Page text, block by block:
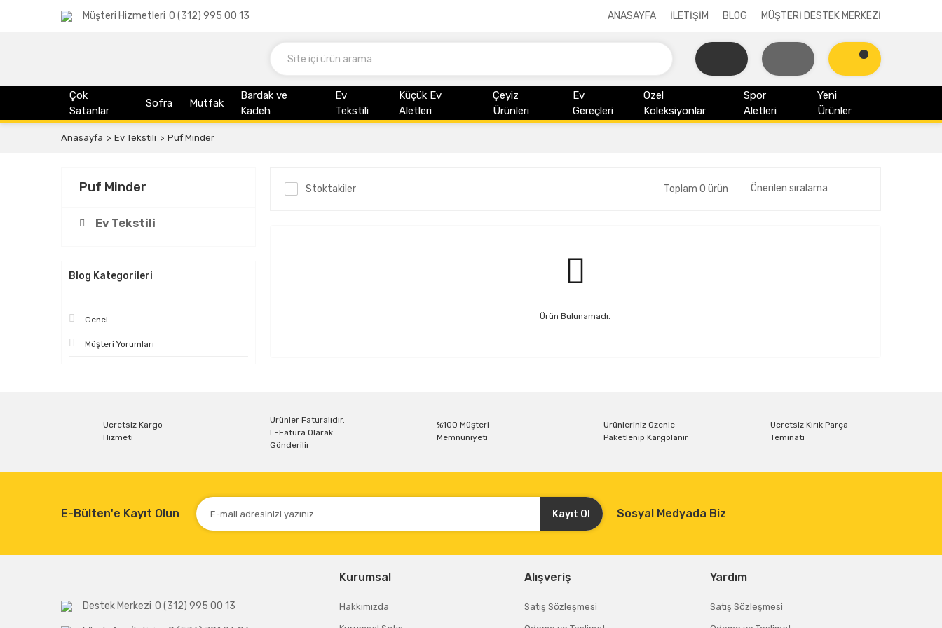
Müşteri Hizmetleri 0 (312) 995 00 13 ANASAYFA İLETİŞİM BLOG MÜŞTERİ DESTEK MERKEZİ
Çok
Satanlar
Sofra Mutfak
Bardak ve
Kadeh
Ev
Tekstili
Küçük Ev
Aletleri
Çeyiz
Ürünleri
Ev
Gereçleri
Özel
Koleksiyonlar
Spor
Aletleri
Yeni
Ürünler
Anasayfa Ev Tekstili Puf Minder
Puf Minder
Ev Tekstili
Blog Kategorileri
Genel
Müşteri Yorumları
Stoktakiler Toplam 0 ürün
Ürün Bulunamadı.
Ücretsiz Kargo
Hizmeti
Ürünler Faturalıdır.
E-Fatura Olarak
Gönderilir
%100 Müşteri
Memnuniyeti
Ürünleriniz Özenle
Paketlenip Kargolanır
Ücretsiz Kırık Parça
Teminatı
E-Bülten'e Kayıt Olun Kayıt Ol Sosyal Medyada Biz
Destek Merkezi 0 (312) 995 00 13
Kurumsal
Hakkımızda
Alışveriş
Satış Sözleşmesi
Yardım
Satış Sözleşmesi